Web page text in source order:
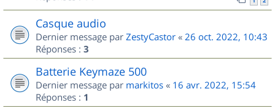
Casque audio
Dernier message par ZestyCastor « 26 oct. 2022, 10:43
Réponses : 3
Batterie Keymaze 500
Dernier message par markitos « 16 avr. 2022, 15:54
Réponses : 1